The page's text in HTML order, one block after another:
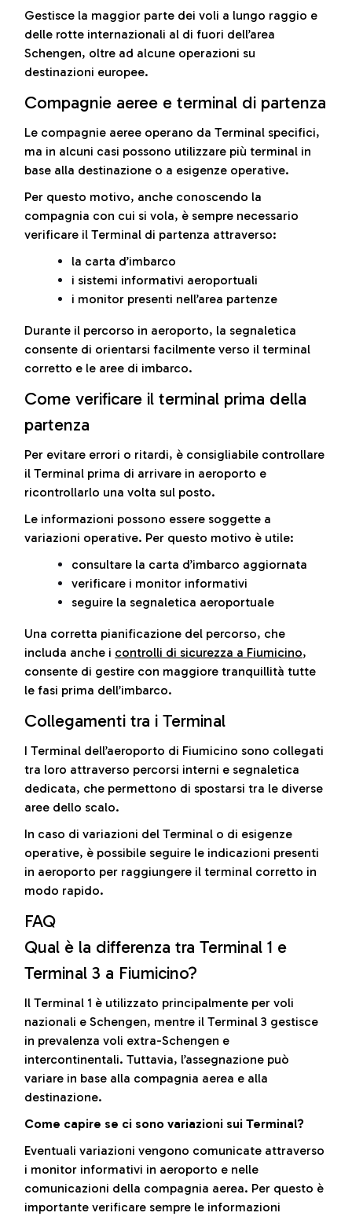
Gestisce la maggior parte dei voli a lungo raggio e
delle rotte internazionali al di fuori dell’area
Schengen, oltre ad alcune operazioni su
destinazioni europee.
Compagnie aeree e terminal di partenza
Le compagnie aeree operano da Terminal specifici,
ma in alcuni casi possono utilizzare più terminal in
base alla destinazione o a esigenze operative.
Per questo motivo, anche conoscendo la
compagnia con cui si vola, è sempre necessario
verificare il Terminal di partenza attraverso:
la carta d’imbarco
i sistemi informativi aeroportuali
i monitor presenti nell’area partenze
Durante il percorso in aeroporto, la segnaletica
consente di orientarsi facilmente verso il terminal
corretto e le aree di imbarco.
Come verificare il terminal prima della
partenza
Per evitare errori o ritardi, è consigliabile controllare
il Terminal prima di arrivare in aeroporto e
ricontrollarlo una volta sul posto.
Le informazioni possono essere soggette a
variazioni operative. Per questo motivo è utile:
consultare la carta d’imbarco aggiornata
verificare i monitor informativi
seguire la segnaletica aeroportuale
Una corretta pianificazione del percorso, che
includa anche i controlli di sicurezza a Fiumicino,
consente di gestire con maggiore tranquillità tutte
le fasi prima dell’imbarco.
Collegamenti tra i Terminal
I Terminal dell’aeroporto di Fiumicino sono collegati
tra loro attraverso percorsi interni e segnaletica
dedicata, che permettono di spostarsi tra le diverse
aree dello scalo.
In caso di variazioni del Terminal o di esigenze
operative, è possibile seguire le indicazioni presenti
in aeroporto per raggiungere il terminal corretto in
modo rapido.
FAQ
Qual è la differenza tra Terminal 1 e
Terminal 3 a Fiumicino?
Il Terminal 1 è utilizzato principalmente per voli
nazionali e Schengen, mentre il Terminal 3 gestisce
in prevalenza voli extra-Schengen e
intercontinentali. Tuttavia, l’assegnazione può
variare in base alla compagnia aerea e alla
destinazione.
Come capire se ci sono variazioni sui Terminal?
Eventuali variazioni vengono comunicate attraverso
i monitor informativi in aeroporto e nelle
comunicazioni della compagnia aerea. Per questo è
importante verificare sempre le informazioni